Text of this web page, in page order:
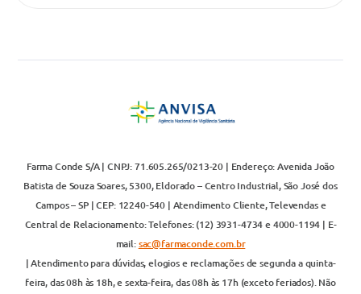
Farma Conde S/A | CNPJ: 71.605.265/0213-20 | Endereço: Avenida João
Batista de Souza Soares, 5300, Eldorado – Centro Industrial, São José dos
Campos – SP | CEP: 12240-540 | Atendimento Cliente, Televendas e
Central de Relacionamento: Telefones: (12) 3931-4734 e 4000-1194 | E-
mail:sac@farmaconde.com.br
| Atendimento para dúvidas, elogios e reclamações de segunda a quinta-
feira, das 08h às 18h, e sexta-feira, das 08h às 17h (exceto feriados). Não